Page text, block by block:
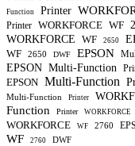
Function
Printer
Printer WORKFORCE WF
WORKFORCE WF 2650
WF 2650 DWF EPSON
EPSON Multi-Function
EPSON Multi-Function
Multi-Function Printer
Function
Printer WORKFORCE
WORKFORCE
WF 2760
WF 2760 DWF